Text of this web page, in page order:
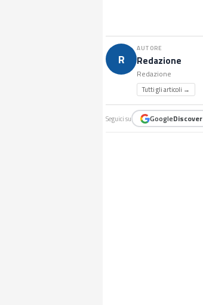
R
AUTORE
Redazione
Redazione
Tutti gli articoli →
Seguici su GoogleDiscover